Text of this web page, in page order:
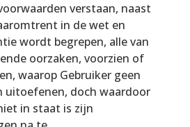
verstaan, naast
in de wet en
wordt begrepen, alle van
oorzaken, voorzien of
waarop Gebruiker geen
uitoefenen, doch waardoor
in staat is zijn